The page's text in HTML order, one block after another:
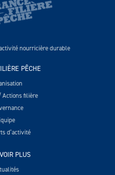
nourricière durable
PÊCHE
Actions filière
d’activité
PLUS